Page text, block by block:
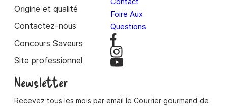
Foire Aux
Questions
Origine et qualité
Contactez-nous
Concours Saveurs
Site professionnel
Newsletter
Recevez tous les mois par email le Courrier gourmand de